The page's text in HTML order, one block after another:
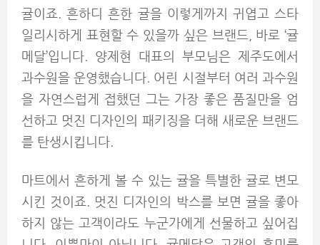
귤이죠. 흔하디 흔한 귤을 이렇게까지 귀엽고 스타
일리시하게 표현할 수 있을까 싶은 브랜드, 바로 ‘귤
메달’입니다. 양제현 대표의 부모님은 제주도에서
과수원을 운영했습니다. 어린 시절부터 여러 과수원
을 자연스럽게 접했던 그는 가장 좋은 품질만을 엄
선하고 멋진 디자인의 패키징을 더해 새로운 브랜드
를 탄생시킵니다.
마트에서 흔하게 볼 수 있는 귤을 특별한 귤로 변모
시킨 것이죠. 멋진 디자인의 박스를 보면 귤을 좋아
하지 않는 고객이라도 누군가에게 선물하고 싶어집